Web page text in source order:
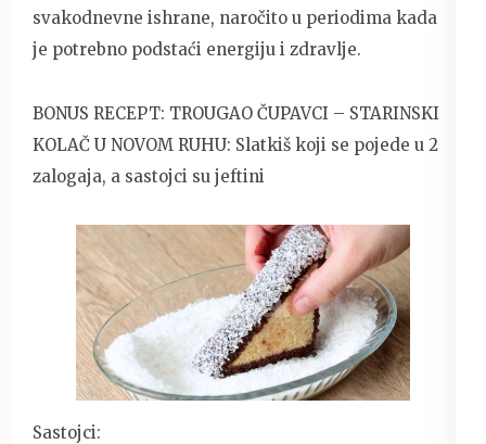
svakodnevne ishrane, naročito u periodima kada
je potrebno podstaći energiju i zdravlje.
BONUS RECEPT: TROUGAO ČUPAVCI – STARINSKI
KOLAČ U NOVOM RUHU: Slatkiš koji se pojede u 2
zalogaja, a sastojci su jeftini
Sastojci: